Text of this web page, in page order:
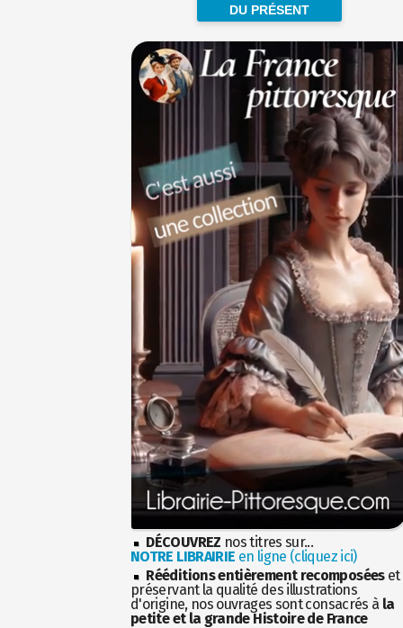
DU PRÉSENT
DÉCOUVREZ nos titres sur...
NOTRE LIBRAIRIE en ligne (cliquez ici)
Rééditions entièrement recomposéeset
préservant la qualité des illustrations
d'origine, nos ouvrages sont consacrés à la
petite et la grande Histoire de France